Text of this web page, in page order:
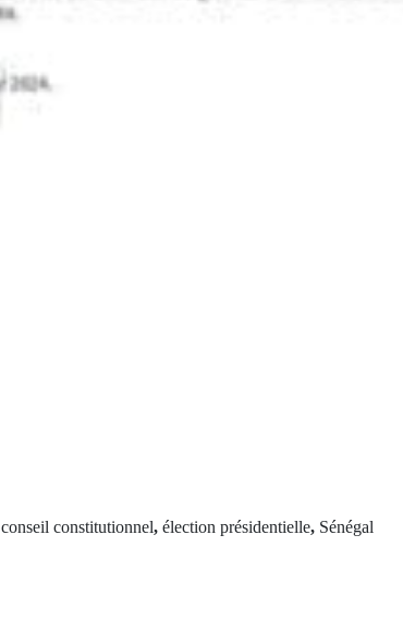
conseil constitutionnel, élection présidentielle, Sénégal